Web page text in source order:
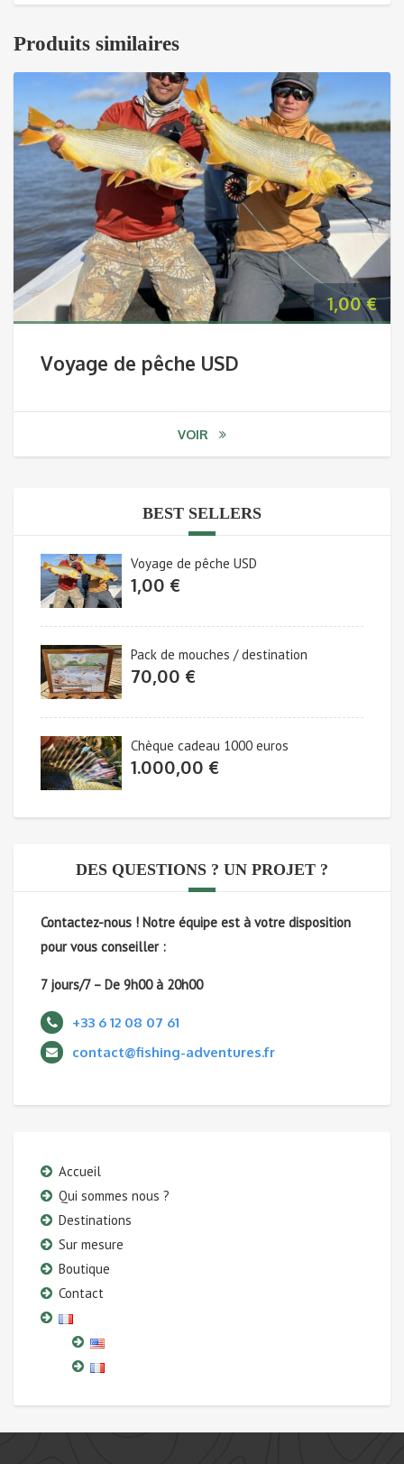
(Solde
à
payer)
Produits similaires
1,00€
Voyage de pêche USD
VOIR
BEST SELLERS
Voyage de pêche USD
1,00 €
Pack de mouches / destination
70,00 €
Chèque cadeau 1000 euros
1.000,00 €
DES QUESTIONS ? UN PROJET ?
Contactez-nous ! Notre équipe est à votre disposition
pour vous conseiller :
7 jours/7 – De 9h00 à 20h00
+33 6 12 08 07 61
contact@fishing-adventures.fr
Accueil
Qui sommes nous ?
Destinations
Sur mesure
Boutique
Contact